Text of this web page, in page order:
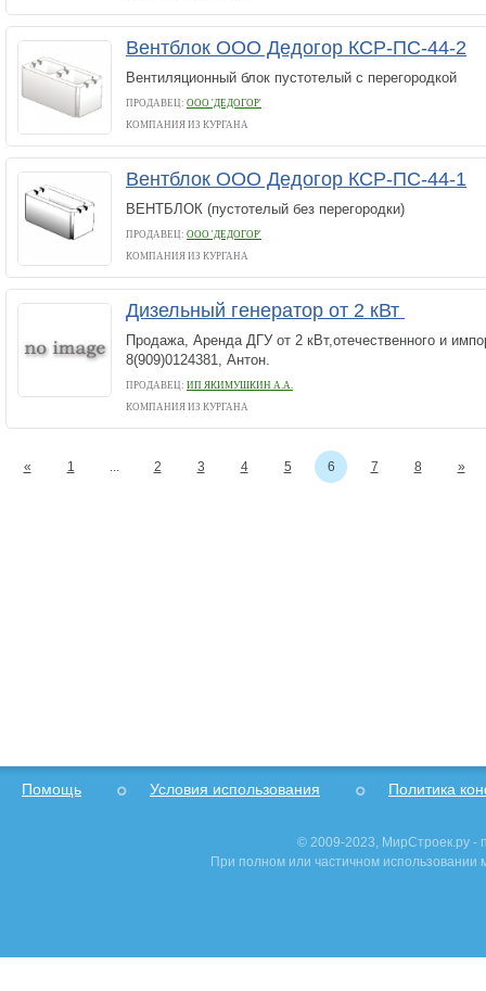
Вентблок ООО Дедогор КСР-ПС-44-2
Вентиляционный блок пустотелый с перегородкой
ПРОДАВЕЦ: ООО 'ДЕДОГОР'
КОМПАНИЯ ИЗ КУРГАНА
Вентблок ООО Дедогор КСР-ПС-44-1
ВЕНТБЛОК (пустотелый без перегородки)
ПРОДАВЕЦ: ООО 'ДЕДОГОР'
КОМПАНИЯ ИЗ КУРГАНА
Дизельный генератор от 2 кВт
Продажа, Аренда ДГУ от 2 кВт,отечественного и
8(909)0124381, Антон.
ПРОДАВЕЦ: ИП ЯКИМУШКИН А.А.
КОМПАНИЯ ИЗ КУРГАНА
« 1 ... 2 3 4 5 6 7 8 »
Помощь Условия использования Политика
© 2009-2023, МирСтроек.ру -
При полном или частичном использовании